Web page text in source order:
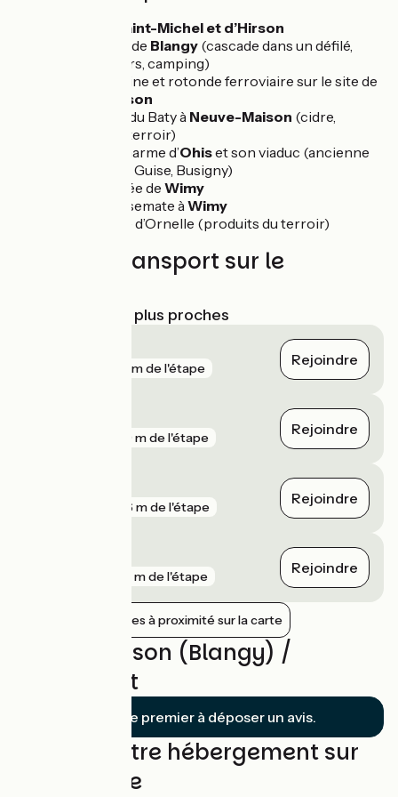
Saint-Michel et d’Hirson
Le Domaine de Blangy (cascade dans un défilé,
base de loisirs, camping)
Tour florentine et rotonde ferroviaire sur le site de
Hirson
Les vergers du Baty à Neuve-Maison (cidre,
produits du terroir)
Village de charme d’Ohiset son viaduc (ancienne
ligne Hirson, Guise, Busigny)
Eglise fortifiée de Wimy
Musée la Casemate àWimy
Conserverie d’Ornelle (produits du terroir)
Trains et transport sur le
Gares SNCF les plus proches
137 m de l'étape Rejoindre
259 m de l'étape Rejoindre
306 m de l'étape Rejoindre
557 m de l'étape Rejoindre
Afficher les gares à proximité sur la carte
Avis sur Hirson (Blangy) /
Etréaupont
Soyez le premier à déposer un avis.
Trouvez votre hébergement sur
cette étape